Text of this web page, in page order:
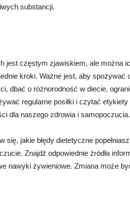
substancji.
jest częstym zjawiskiem, ale można
kroki. Ważne jest, aby spożywać
dbać o różnorodność w diecie,
regularne posiłki i czytać
dla naszego zdrowia i samopoczucia.
się, jakie błędy dietetyczne
Znajdź odpowiednie źródła
nawyki żywieniowe. Zmiana może